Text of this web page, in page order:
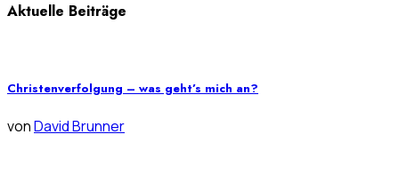
Aktuelle Beiträge
Christenverfolgung – was geht’s mich an?
vonDavid Brunner